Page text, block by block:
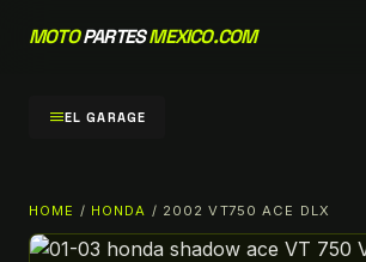
MOTOPARTESMEXICO.COM
menuEL GARAGE
HOME / HONDA / 2002 VT750 ACE DLX